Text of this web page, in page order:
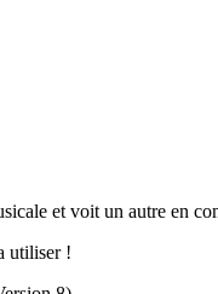
et voit un autre en
utiliser !